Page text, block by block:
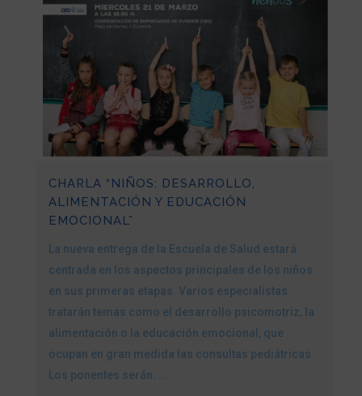
CHARLA “NIÑOS: DESARROLLO,
ALIMENTACIÓN Y EDUCACIÓN
EMOCIONAL”
La nueva entrega de la Escuela de Salud estará
centrada en los aspectos principales de los niños
en sus primeras etapas. Varios especialistas
tratarán temas como el desarrollo psicomotriz, la
alimentación o la educación emocional, que
ocupan en gran medida las consultas pediátricas.
Los ponentes serán: ...